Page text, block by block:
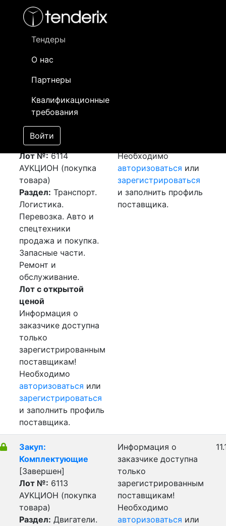
Тендеры
О нас
Партнеры
Квалификационные
требования
Войти
- активный лот
- сохраненный лот (не опубликован)
Закупка: Перевозка
г.Петропавловск
(РК) - г.Уральск (РК)
[Завершен]
Победитель выбран
Лот №:6114
АУКЦИОН (покупка
товара)
Раздел: Транспорт.
Логистика.
Перевозка. Авто и
спецтехники
продажа и покупка.
Запасные части.
Ремонт и
обслуживание.
Лот с открытой
ценой
Информация о
заказчике доступна
только
зарегистрированным
поставщикам!
Необходимо
авторизоваться или
зарегистрироваться
и заполнить профиль
поставщика.
Необходимо
авторизоваться или
зарегистрироваться
и заполнить профиль
поставщика.
Закуп:
Комплектующие
[Завершен]
Лот №: 6113
АУКЦИОН (покупка
товара)
Раздел: Двигатели.
Информация о
заказчике доступна
только
зарегистрированным
поставщикам!
Необходимо
авторизоваться или